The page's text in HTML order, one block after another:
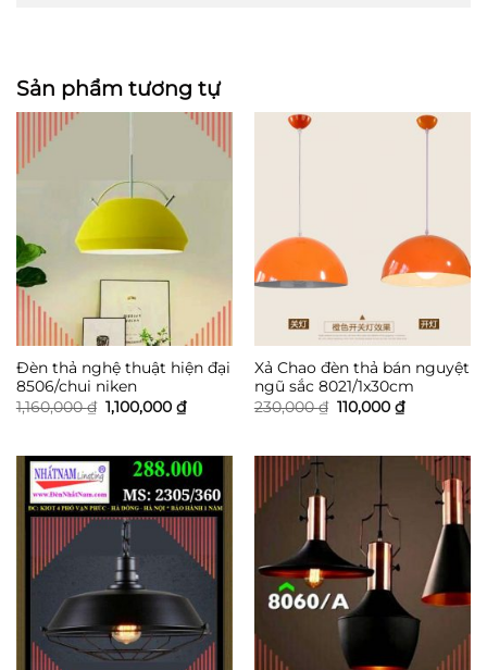
Sản phẩm tương tự
Đèn thả nghệ thuật hiện đại
8506/chui niken
1,160,000₫ Giá
gốc
1,100,000 ₫Giá
hiện
1,100,000 ₫.
Xả Chao đèn thả bán nguyệt
ngũ sắc 8021/1x30cm
230,000₫ Giá
gốc
110,000 ₫Giá
hiện
110,000 ₫.